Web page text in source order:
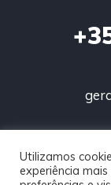
Utilizamos
experiência